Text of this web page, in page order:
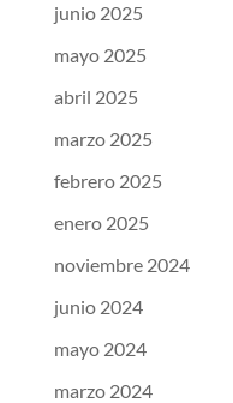
junio 2025
mayo 2025
abril 2025
marzo 2025
febrero 2025
enero 2025
noviembre 2024
junio 2024
mayo 2024
marzo 2024